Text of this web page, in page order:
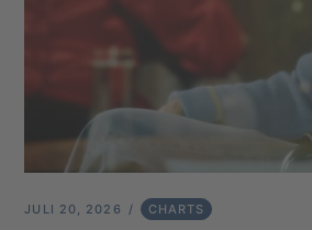
JULI 20, 2026 CHARTS